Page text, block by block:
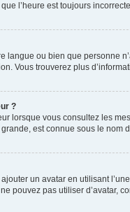
l’heure est toujours
langue ou bien que
Vous trouverez plus
?
lorsque vous consultez les
est connue sous le nom
un avatar en utilisant
pouvez pas utiliser d’avatar,